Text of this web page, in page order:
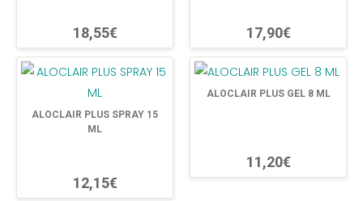
18,55€ 17,90€
ALOCLAIR PLUS SPRAY 15
ML
12,15€
ALOCLAIR PLUS GEL 8 ML
11,20€